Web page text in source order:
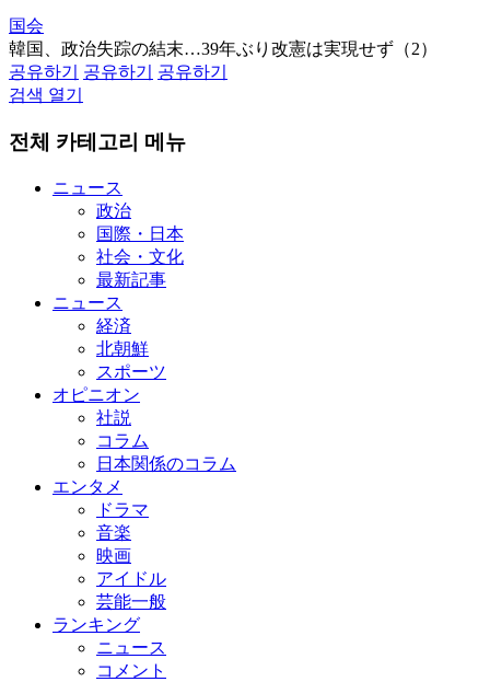
国会
韓国、政治失踪の結末…39年ぶり改憲は実現せず（2）
공유하기
공유하기
공유하기
검색 열기
전체 카테고리 메뉴
ニュース
政治
国際・日本
社会・文化
最新記事
ニュース
経済
北朝鮮
スポーツ
オピニオン
社説
コラム
日本関係のコラム
エンタメ
ドラマ
音楽
映画
アイドル
芸能一般
ランキング
ニュース
コメント